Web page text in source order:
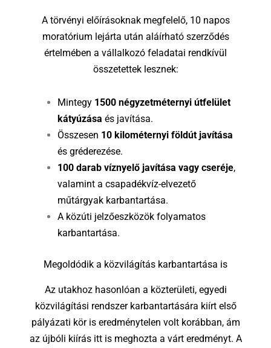
A törvényi előírásoknak megfelelő, 10 napos
moratórium lejárta után aláírható szerződés
értelmében a vállalkozó feladatai rendkívül
összetettek lesznek:
Mintegy 1500 négyzetméternyi útfelület
kátyúzása és javítása.
Összesen 10 kilométernyi földút javítása
és gréderezése.
100 darab víznyelő javítása vagy cseréje,
valamint a csapadékvíz-elvezető
műtárgyak karbantartása.
A közúti jelzőeszközök folyamatos
karbantartása.
Megoldódik a közvilágítás karbantartása is
Az utakhoz hasonlóan a közterületi, egyedi
közvilágítási rendszer karbantartására kiírt első
pályázati kör is eredménytelen volt korábban, ám
az újbóli kiírás itt is meghozta a várt eredményt. A